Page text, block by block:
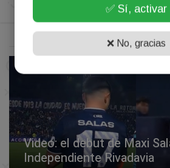
Deportes
Video: el debut de Maxi
Independiente Rivadavia
✅ Sí, activar
❌ No, gracias